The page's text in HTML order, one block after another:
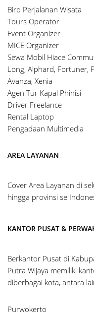
Biro Perjalanan Wisata
Tours Operator
Event Organizer
MICE Organizer
Sewa Mobil Hiace
Long, Alphard, Fortuner,
Avanza, Xenia
Agen Tur Kapal Phinisi
Driver Freelance
Rental Laptop
Pengadaan Multimedia
AREA LAYANAN
Cover Area Layanan di
hingga provinsi se
KANTOR PUSAT &
Berkantor Pusat di
Putra Wijaya memiliki
diberbagai kota, antara
Purwokerto